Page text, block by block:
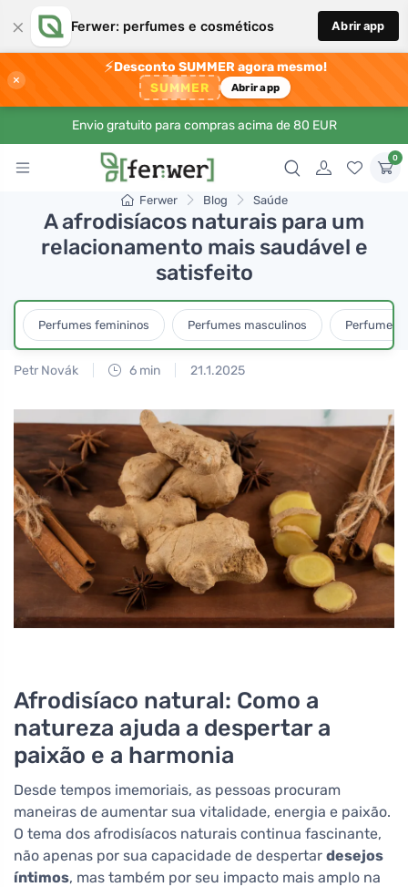
× Ferwer: perfumes e cosméticos Abrir app
×
⚡Desconto SUMMER agora mesmo!
SUMMER Abrir app
Envio gratuito para compras acima de 80 EUR
0
Ferwer Blog Saúde
A afrodisíacos naturais para um
relacionamento mais saudável e
satisfeito
Perfumes femininos Perfumes masculinos Perfumes
Petr Novák 6 min 21.1.2025
Afrodisíaco natural: Como a
natureza ajuda a despertar a
paixão e a harmonia
Desde tempos imemoriais, as pessoas procuram
maneiras de aumentar sua vitalidade, energia e paixão.
O tema dos afrodisíacos naturais continua fascinante,
não apenas por sua capacidade de despertar desejos
íntimos, mas também por seu impacto mais amplo na